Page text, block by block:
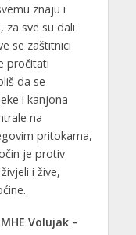
znaju i
za sve su dali
se zaštitnici
pročitati
da se
i kanjona
na
pritokama,
je protiv
i žive,
Volujak –